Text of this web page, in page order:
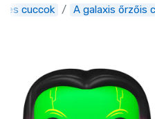
cuccok A galaxis őrzőis
Belépés
Akciós ajánlatok
Express szállítás